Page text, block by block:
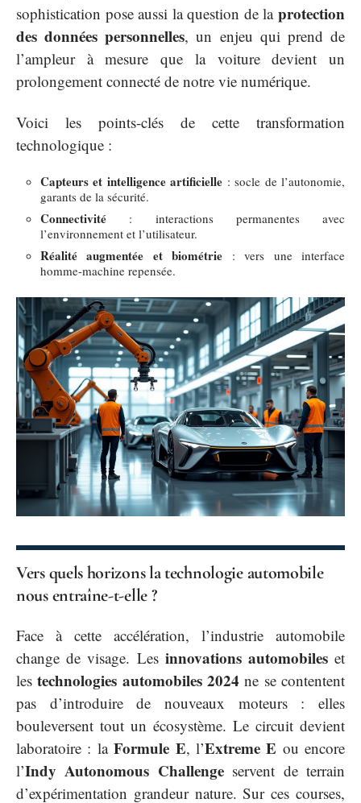
sophistication pose aussi la question de la protection
des données personnelles, un enjeu qui prend de
l’ampleur à mesure que la voiture devient un
prolongement connecté de notre vie numérique.
Voici les points-clés de cette transformation
technologique :
Capteurs et intelligence artificielle : socle de l’autonomie,
garants de la sécurité.
Connectivité : interactions permanentes avec
l’environnement et l’utilisateur.
Réalité augmentée et biométrie : vers une interface
homme-machine repensée.
Vers quels horizons la technologie automobile
nous entraîne-t-elle ?
Face à cette accélération, l’industrie automobile
change de visage. Les innovations automobileset
lestechnologies automobiles 2024 ne se contentent
pas d’introduire de nouveaux moteurs : elles
bouleversent tout un écosystème. Le circuit devient
laboratoire : laFormule E, l’Extreme E ou encore
l’Indy Autonomous Challengeservent de terrain
d’expérimentation grandeur nature. Sur ces courses,